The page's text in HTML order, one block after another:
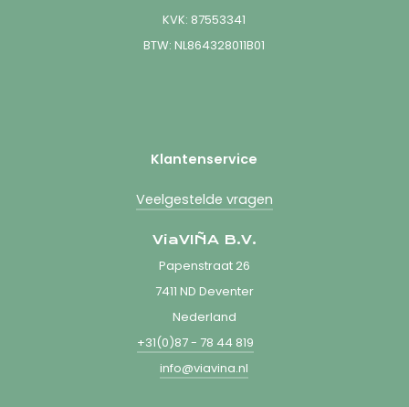
KVK: 87553341
BTW: NL864328011B01
Klantenservice
Veelgestelde vragen
ViaVIÑA B.V.
Papenstraat 26
7411 ND Deventer
Nederland
+31(0)87 - 78 44 819
info@viavina.nl